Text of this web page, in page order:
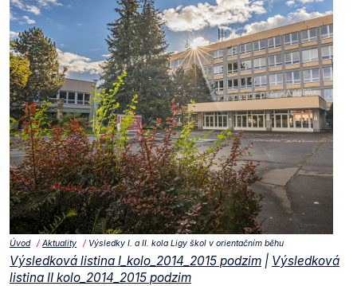
Úvod Aktuality Výsledky I. a II. kola Ligy škol v orientačním běhu
Výsledková listina I_kolo_2014_2015 podzim | Výsledková
listina II kolo_2014_2015 podzim